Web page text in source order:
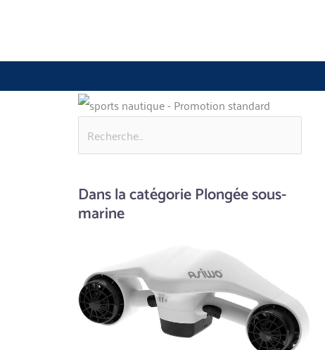
Dans la catégorie Plongée sous-
marine